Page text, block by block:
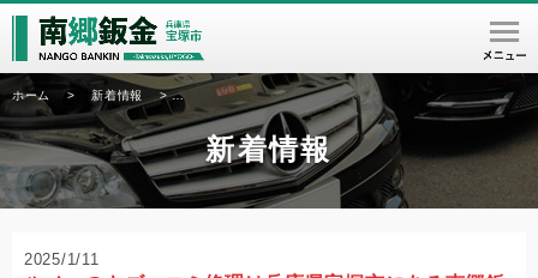
ホーム > 新着情報 > ルノーのキズヘコミ修理は兵庫県宝塚市にある南郷鈑金へ！
新着情報
2025/1/11